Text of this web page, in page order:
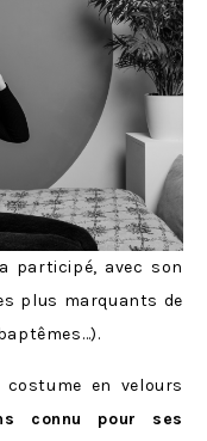
participé, avec son
plus marquants de
en velours
connu pour ses